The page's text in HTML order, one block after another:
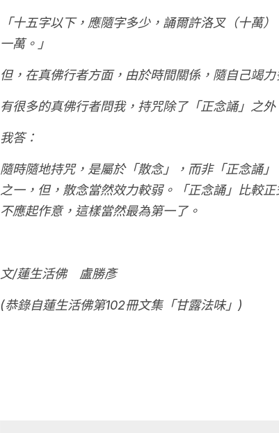
「十五字以下，應隨字多少，誦爾許洛叉（十萬
一萬。」
但，在真佛行者方面，由於時間關係，隨自己竭
有很多的真佛行者問我，持咒除了「正念誦」之
我答：
隨時隨地持咒，是屬於「散念」，而非「正念誦
之一，但，散念當然效力較弱。「正念誦」比較
不應起作意，這樣當然最為第一了。
文/蓮生活佛　盧勝彥
(恭錄自蓮生活佛第102冊文集「甘露法味」)